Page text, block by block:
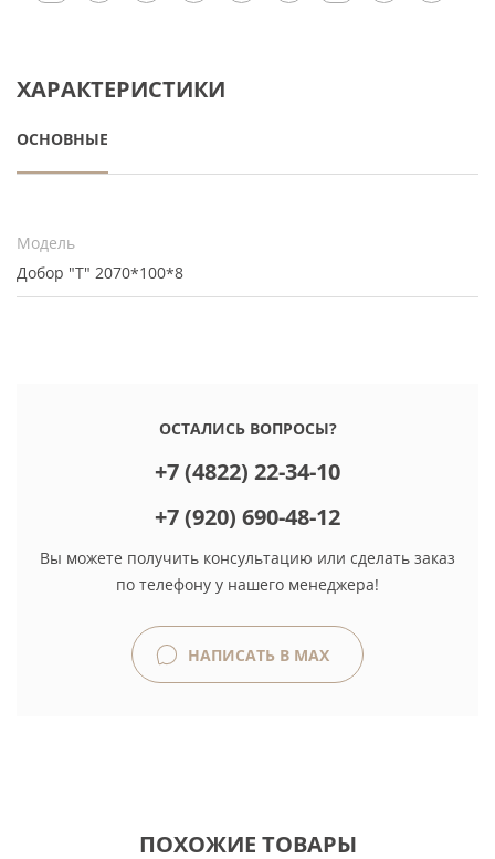
ХАРАКТЕРИСТИКИ
ОСНОВНЫЕ
Модель
Добор "Т" 2070*100*8
ОСТАЛИСЬ ВОПРОСЫ?
+7 (4822) 22-34-10
+7 (920) 690-48-12
Вы можете получить консультацию или сделать заказ
по телефону у нашего менеджера!
НАПИСАТЬ В MAX
ПОХОЖИЕ ТОВАРЫ